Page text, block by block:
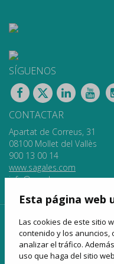
Esta página web
Las cookies de este sitio
contenido y los
analizar el tráfico.
uso que haga del sitio
SÍGUENOS
CONTACTAR
Apartat de Correus, 31
08100 Mollet del Vallès
900 13 00 14
www.sagales.com
info@sagales.com
inicio
líneas regulares
venta online